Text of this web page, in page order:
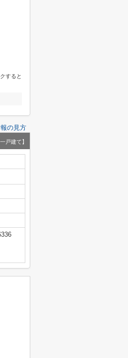
すると
の見方
一戸建て】